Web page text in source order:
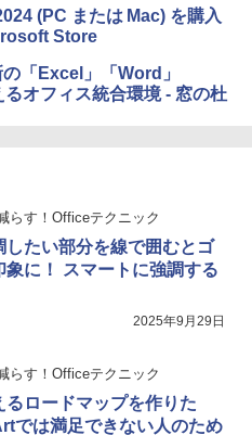
(PC または Mac) を購入
Store
「Excel」「Word」
オフィス統合環境 - 窓の杜
らす！Officeテクニック
したい部分を線で囲むとゴ
象に！ スマートに強調する
2025年9月29日
らす！Officeテクニック
るロードマップを作りた
では満足できない人のため